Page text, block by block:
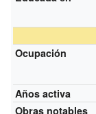
Ocupación
Años activa
Obras notables